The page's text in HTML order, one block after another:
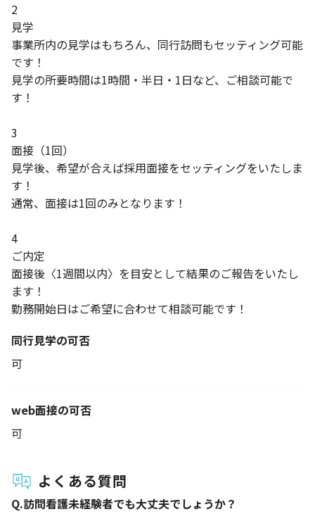
2
見学
事業所内の見学はもちろん、同行訪問もセッティング可能
です！
見学の所要時間は1時間・半日・1日など、ご相談可能で
す！
3
面接（1回）
見学後、希望が合えば採用面接をセッティングをいたしま
す！
通常、面接は1回のみとなります！
4
ご内定
面接後〈1週間以内〉を目安として結果のご報告をいたし
ます！
勤務開始日はご希望に合わせて相談可能です！
同行見学の可否
可
web面接の可否
可
よくある質問
Q.訪問看護未経験者でも大丈夫でしょうか？